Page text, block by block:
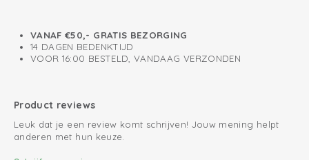
VANAF €50,- GRATIS BEZORGING
14 DAGEN BEDENKTIJD
VOOR 16:00 BESTELD, VANDAAG VERZONDEN
Product reviews
Leuk dat je een review komt schrijven! Jouw mening helpt
anderen met hun keuze.